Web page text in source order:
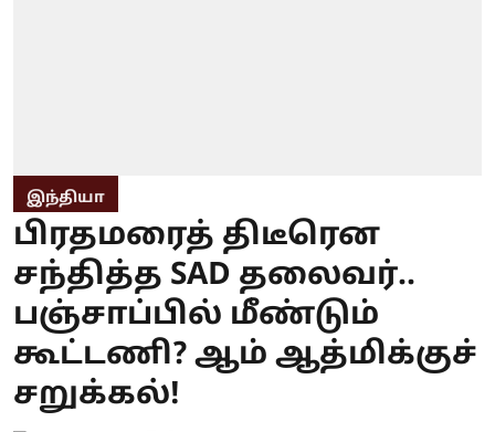
இந்தியா
பிரதமரைத் திடீரென
சந்தித்த SAD தலைவர்..
பஞ்சாப்பில் மீண்டும்
கூட்டணி? ஆம் ஆத்மிக்குச்
சறுக்கல்!